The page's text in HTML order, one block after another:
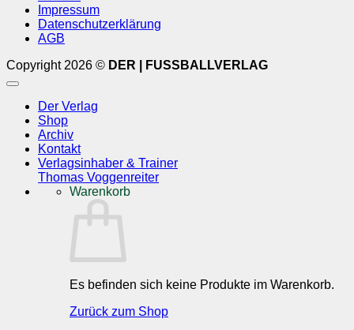
Impressum
Datenschutzerklärung
AGB
Copyright 2026 © DER | FUSSBALLVERLAG
Der Verlag
Shop
Archiv
Kontakt
Verlagsinhaber & Trainer
Thomas Voggenreiter
Warenkorb
Es befinden sich keine Produkte im Warenkorb.
Zurück zum Shop